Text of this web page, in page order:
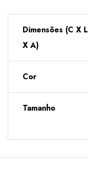
Dimensões (C X L
X A)
Cor
Tamanho